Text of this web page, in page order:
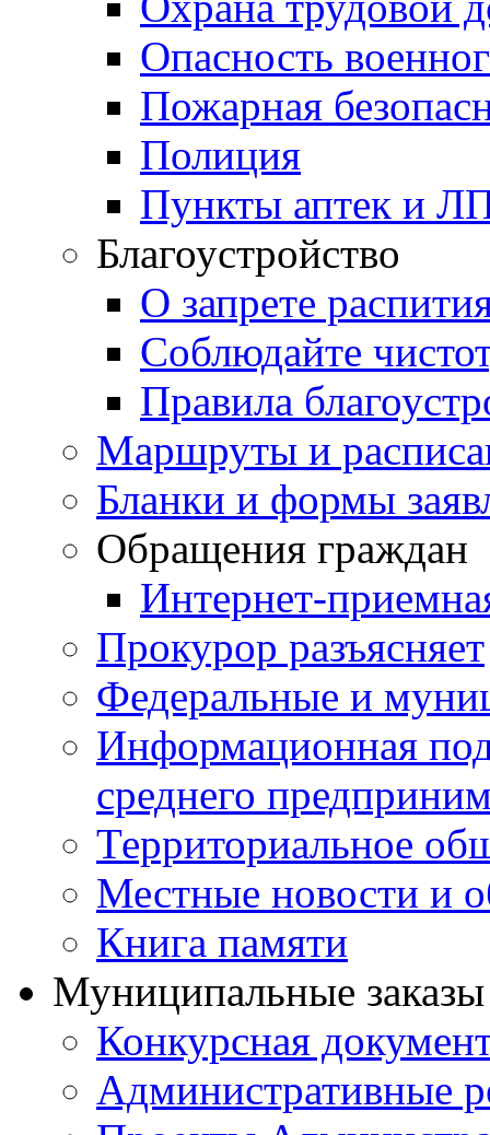
Опасность
Пожарная
Полиция
Пункты аптек и
Благоустройство
О запрете
Соблюдайте
Правила
Маршруты и
Бланки и формы
Обращения граждан
Интернет-
Прокурор разъясняет
Федеральные и
Информационная
среднего
Территориальное
Местные новости и
Книга памяти
Муниципальные
Конкурсная
Административные